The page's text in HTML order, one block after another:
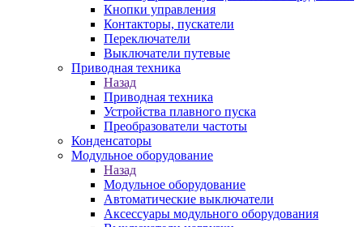
Кнопки управления
Контакторы, пускатели
Переключатели
Выключатели путевые
Приводная техника
Назад
Приводная техника
Устройства плавного пуска
Преобразователи частоты
Конденсаторы
Модульное оборудование
Назад
Модульное оборудование
Автоматические выключатели
Аксессуары модульного оборудования